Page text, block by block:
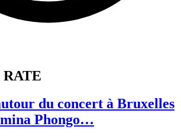
RATE
du concert à Bruxelles
Phongo…